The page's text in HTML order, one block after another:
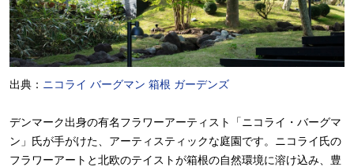
出典： ニコライ バーグマン 箱根 ガーデンズ
デンマーク出身の有名フラワーアーティスト「ニコライ・バーグマ
ン」氏が手がけた、アーティスティックな庭園です。ニコライ氏の
フラワーアートと北欧のテイストが箱根の自然環境に溶け込み、豊